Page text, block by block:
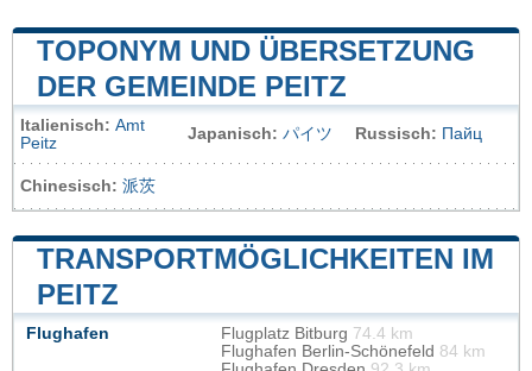
TOPONYM UND ÜBERSETZUNG
DER GEMEINDE PEITZ
Italienisch: Amt
Peitz
Japanisch: パイツ Russisch: Пайц
Chinesisch: 派茨
TRANSPORTMÖGLICHKEITEN IM
PEITZ
Flughafen Flugplatz Bitburg 74.4 km
Flughafen Berlin-Schönefeld 84 km